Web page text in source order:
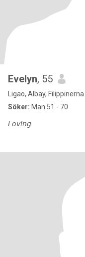
Evelyn, 55
Ligao, Albay, Filippinerna
Söker: Man 51 - 70
𝘓𝘰𝘷𝘪𝘯𝘨